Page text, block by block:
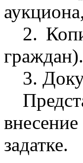
2.
граждан).
3.
задатке.